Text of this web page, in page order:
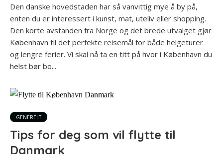
Den danske hovedstaden har så vanvittig mye å by på,
enten du er interessert i kunst, mat, uteliv eller shopping.
Den korte avstanden fra Norge og det brede utvalget gjør
København til det perfekte reisemål for både helgeturer
og lengre ferier. Vi skal nå ta en titt på hvor i København du
helst bør bo...
GENERELT
Tips for deg som vil flytte til
Danmark